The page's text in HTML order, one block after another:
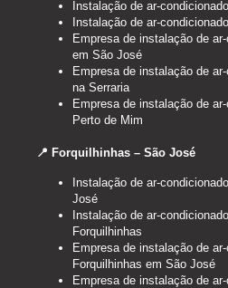
Instalação de ar-
Instalação de ar-
Empresa de instalação de
em São José
Empresa de instalação de
na Serraria
Empresa de instalação de
Perto de Mim
📍 Forquilhinhas – São José
Instalação de ar-
José
Instalação de ar-
Forquilhinhas
Empresa de instalação de
Forquilhinhas em São José
Empresa de instalação de